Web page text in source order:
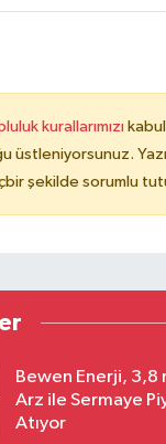
kurallarımızı
üstleniyorsunuz.
şekilde sorumlu
Bewen Enerji, 3,8
Arz ile Sermaye
Atıyor